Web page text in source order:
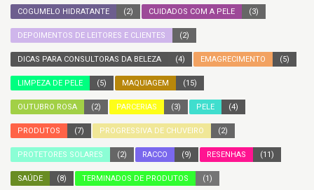
COGUMELO HIDRATANTE (2) CUIDADOS COM A PELE (3)
DEPOIMENTOS DE LEITORES E CLIENTES (2)
DICAS PARA CONSULTORAS DA BELEZA (4) EMAGRECIMENTO (5)
LIMPEZA DE PELE (5) MAQUIAGEM (15)
OUTUBRO ROSA (2) PARCERIAS (3) PELE (4)
PRODUTOS (7) PROGRESSIVA DE CHUVEIRO (2)
PROTETORES SOLARES (2) RACCO (9) RESENHAS (11)
SAÚDE (8) TERMINADOS DE PRODUTOS (1)